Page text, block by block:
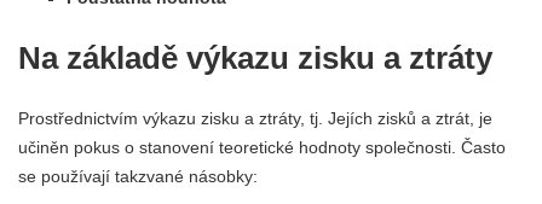
Na základě výkazu zisku a ztráty
Prostřednictvím výkazu zisku a ztráty, tj. Jejích zisků a ztrát, je
učiněn pokus o stanovení teoretické hodnoty společnosti. Často
se používají takzvané násobky: